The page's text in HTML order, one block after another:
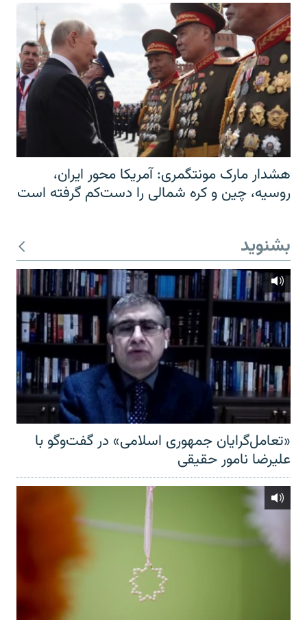
هشدار مارک مونتگمری: آمریکا محور ایران،
روسیه، چین و کره شمالی را دست‌کم گرفته است
بشنوید
«تعامل‌گرایان جمهوری اسلامی» در گفت‌وگو با
علیرضا نامور حقیقی